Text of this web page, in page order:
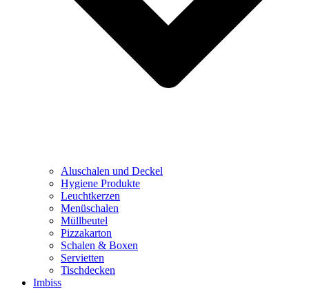
Aluschalen und Deckel
Hygiene Produkte
Leuchtkerzen
Menüschalen
Müllbeutel
Pizzakarton
Schalen & Boxen
Servietten
Tischdecken
Imbiss